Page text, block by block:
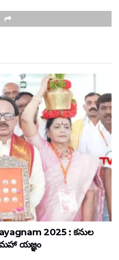
2025 : కనుల
మహా యజ్ఞం